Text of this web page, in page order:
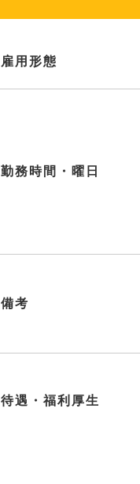
雇用形態
勤務時間・曜日
備考
待遇・福利厚生